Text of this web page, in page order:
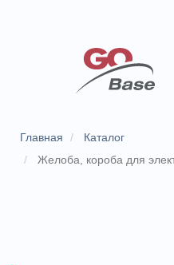
Главная
Каталог
Желоба, короба для